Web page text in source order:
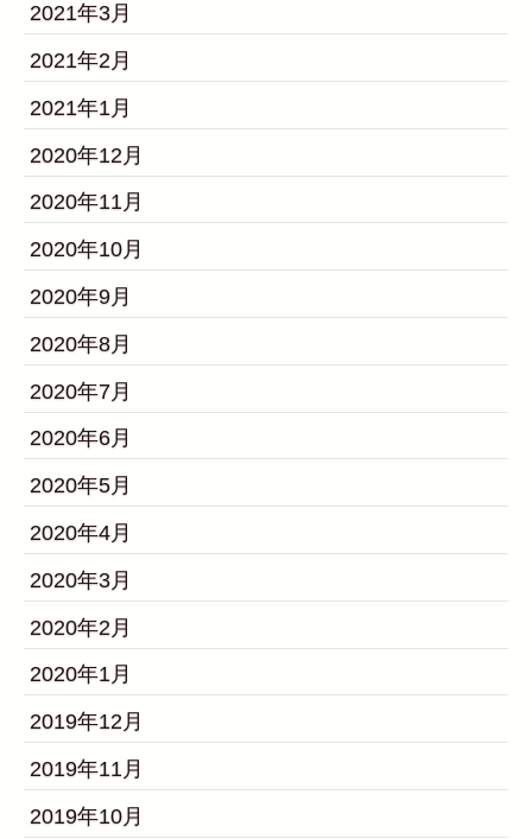
2021年3月
2021年2月
2021年1月
2020年12月
2020年11月
2020年10月
2020年9月
2020年8月
2020年7月
2020年6月
2020年5月
2020年4月
2020年3月
2020年2月
2020年1月
2019年12月
2019年11月
2019年10月